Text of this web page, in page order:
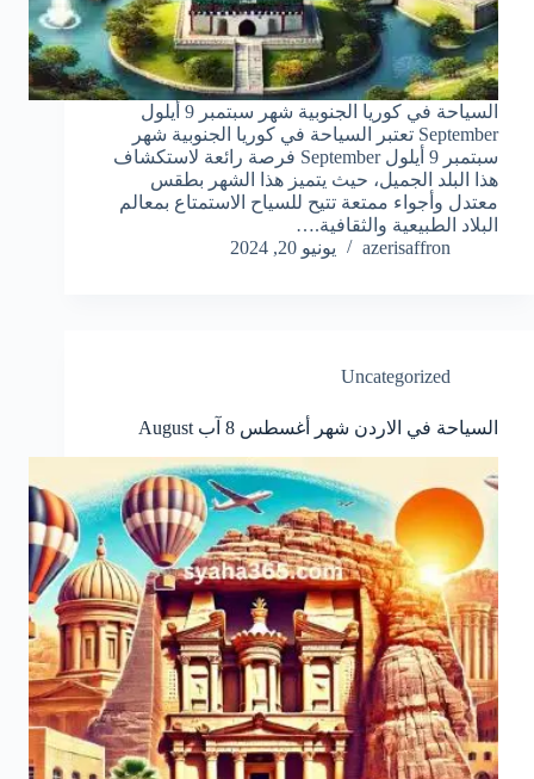
السياحة في كوريا الجنوبية شهر سبتمبر 9 أيلول
September تعتبر السياحة في كوريا الجنوبية شهر
سبتمبر 9 أيلول September فرصة رائعة لاستكشاف
هذا البلد الجميل، حيث يتميز هذا الشهر بطقس
معتدل وأجواء ممتعة تتيح للسياح الاستمتاع بمعالم
البلاد الطبيعية والثقافية.…
azerisaffron
يونيو 20, 2024
Uncategorized
السياحة في الاردن شهر أغسطس 8 آب August